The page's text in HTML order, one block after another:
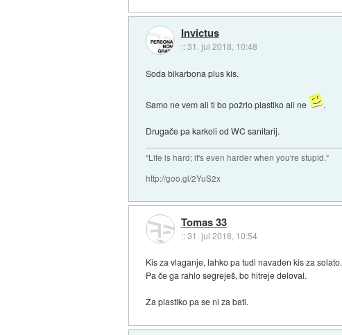
Invictus
::31. jul 2018, 10:48
Soda bikarbona plus kis.
Samo ne vem ali ti bo požrlo plastiko ali ne .
Drugače pa karkoli od WC sanitarij.
"Life is hard; it's even harder when you're stupid."
http://goo.gl/2YuS2x
Tomas 33
::31. jul 2018, 10:54
Kis za vlaganje, lahko pa tudi navaden kis za solato.
Pa če ga rahlo segreješ, bo hitreje deloval.
Za plastiko pa se ni za bati.